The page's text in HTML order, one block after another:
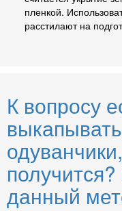
пленкой.
расстилают на
К вопросу
данный